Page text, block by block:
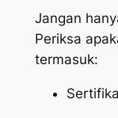
Jangan
Periksa
termasuk: